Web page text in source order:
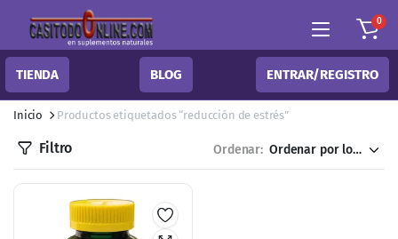
0
TIENDA BLOG ENTRAR/REGISTRO
Inicio Productos etiquetados “reducción de estrés”
Filtro Ordenar: